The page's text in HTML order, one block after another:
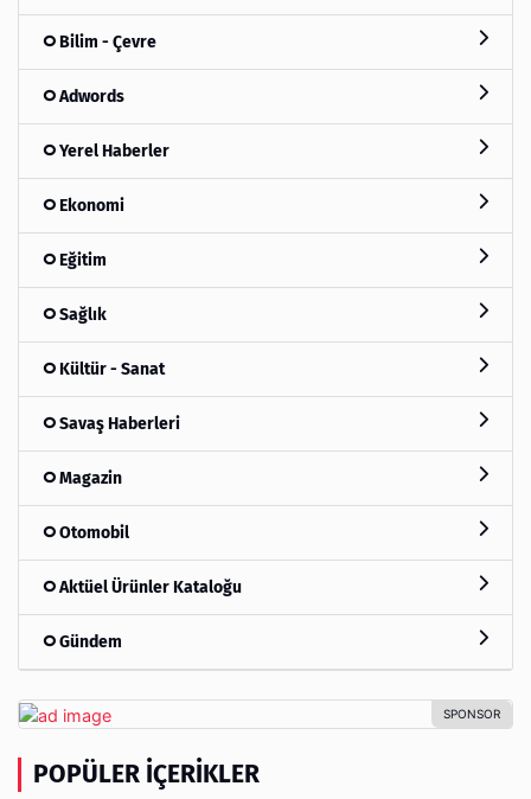
Bilim - Çevre
Adwords
Yerel Haberler
Ekonomi
Eğitim
Sağlık
Kültür - Sanat
Savaş Haberleri
Magazin
Otomobil
Aktüel Ürünler Kataloğu
Gündem
POPÜLER İÇERIKLER